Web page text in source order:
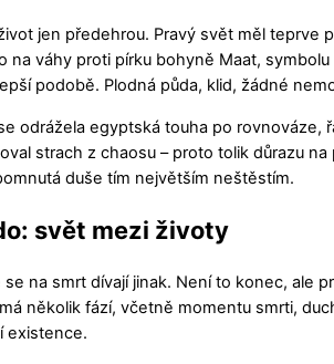
jen předehrou. Pravý svět měl teprve
na váhy proti pírku bohyně Maat,
podobě. Plodná půda, klid, žádné
odrážela egyptská touha po rovnováze,
strach z chaosu – proto tolik důrazu
duše tím největším neštěstím.
svět mezi životy
na smrt dívají jinak. Není to konec, ale
několik fází, včetně momentu smrti,
existence.